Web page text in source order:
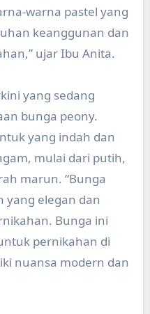
warna pastel yang
keanggunan dan
ujar Ibu Anita.
yang sedang
bunga peony.
yang indah dan
mulai dari putih,
marun. “Bunga
yang elegan dan
Bunga ini
pernikahan di
nuansa modern dan